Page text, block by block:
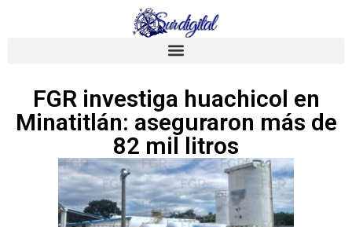
FGR investiga huachicol en
Minatitlán: aseguraron más de
82 mil litros